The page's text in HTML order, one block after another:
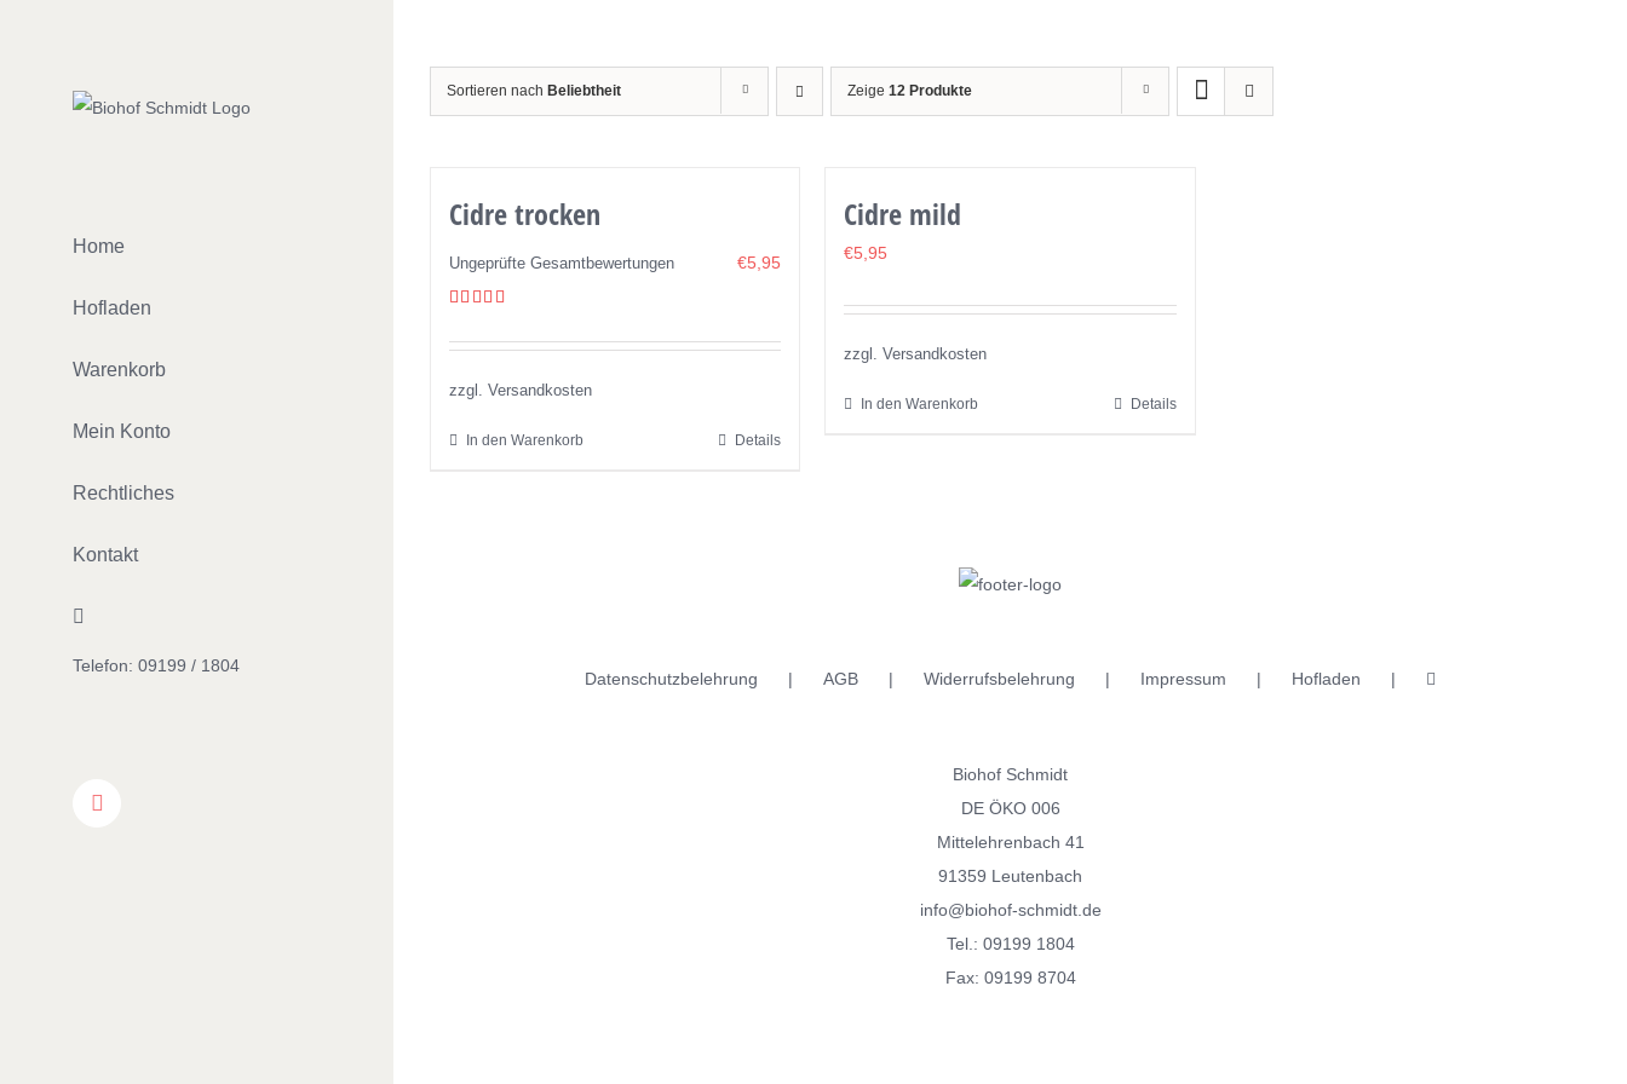
Home
Hofladen
Warenkorb
Mein Konto
Rechtliches
Kontakt
Facebook
Sortieren nach Beliebtheit Zeige 12 Produkte
Cidre trocken
mit5.00
von 5
Ungeprüfte Gesamtbewertungen €5,95
zzgl. Versandkosten
In den Warenkorb Details
Cidre mild
€5,95
zzgl. Versandkosten
In den Warenkorb Details
Datenschutzbelehrung AGB Widerrufsbelehrung Impressum Hofladen
Biohof Schmidt
DE ÖKO 006
Mittelehrenbach 41
91359 Leutenbach
info@biohof-schmidt.de
Tel.: 09199 1804
Fax: 09199 8704